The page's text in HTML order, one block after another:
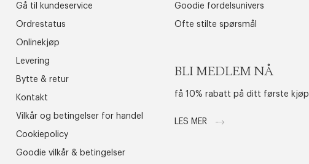
Gå til kundeservice
Ordrestatus
Onlinekjøp
Levering
Bytte & retur
Kontakt
Vilkår og betingelser for handel
Cookiepolicy
Goodie vilkår & betingelser
Goodie fordelsunivers
Ofte stilte spørsmål
BLI MEDLEM NÅ
få 10% rabatt på ditt første kjøp
LES MER